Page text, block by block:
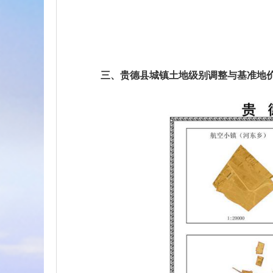
三、贵德县城镇土地级别调整与基准地